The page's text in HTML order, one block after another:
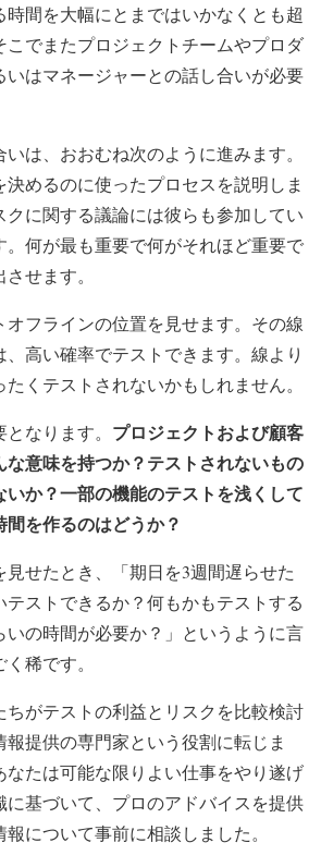
時間を大幅にとまではいかなくとも超
こでまたプロジェクトチームやプロダ
いはマネージャーとの話し合いが必要
は、おおむね次のように進みます。
めるのに使ったプロセスを説明しま
に関する議論には彼らも参加してい
。何が最も重要で何がそれほど重要で
せます。
オフラインの位置を見せます。その線
、高い確率でテストできます。線より
くテストされないかもしれません。
なります。 プロジェクトおよび顧客
な意味を持つか？テストされないもの
か？一部の機能のテストを浅くして
を作るのはどうか？
せたとき、「期日を3週間遅らせた
テストできるか？何もかもテストする
いの時間が必要か？」というように言
稀です。
ちがテストの利益とリスクを比較検討
報提供の専門家という役割に転じま
なたは可能な限りよい仕事をやり遂げ
に基づいて、プロのアドバイスを提供
について事前に相談しました。